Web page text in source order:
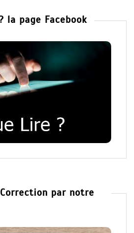
la page Facebook
par notre